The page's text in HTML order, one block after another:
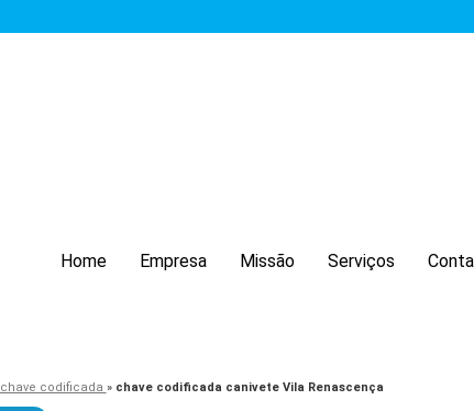
Home Empresa Missão Serviços
chave codificada » chave codificada canivete Vila Renascença